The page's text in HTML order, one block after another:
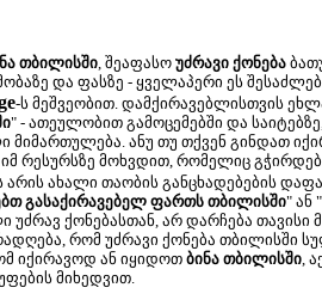
თბილისში, შეაფასო უძრავი ქონება
და ფასზე - ყველაპერი ეს
-ს მეშვეობით. დამქირავებლისთვის
" - ათეულობით გამოცემებში და
ანუ თუ თქვენ გინდათ
რესურსზე მოხვდით, რომელიც
არის ახალი თაობის განცხადებების
გასაქირავებელ ფართს თბილისში" ან "
უძრავ ქონებასთან, არ დარჩება
რომ უძრავი ქონება თბილისში
იქირავოდ ან იყიდოთ ბინა თბილისში,
მიხედვით.